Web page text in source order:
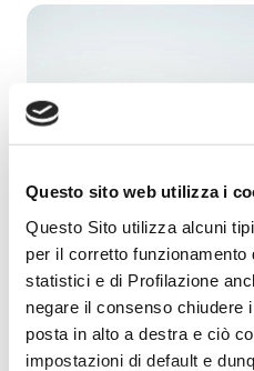
Questo sito web utilizza i
Questo Sito utilizza alcuni
per il corretto
statistici e di Profilazione
negare il consenso chiudere
posta in alto a destra e ciò
impostazioni di default e